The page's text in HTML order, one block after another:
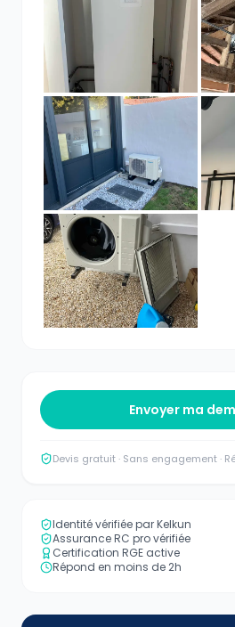
Envoyer ma
Devis gratuit · Sans engagement ·
Identité vérifiée par Kelkun
Assurance RC pro vérifiée
Certification RGE active
Répond en moins de 2h